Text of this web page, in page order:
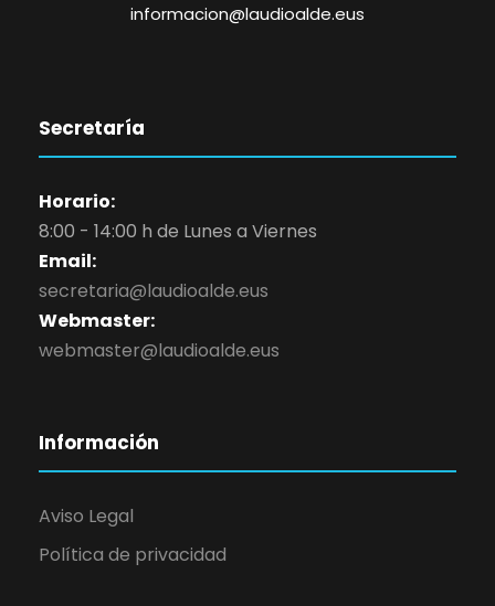
informacion@laudioalde.eus
Secretaría
Horario:
8:00 - 14:00 h de Lunes a Viernes
Email:
secretaria@laudioalde.eus
Webmaster:
webmaster@laudioalde.eus
Información
Aviso Legal
Política de privacidad